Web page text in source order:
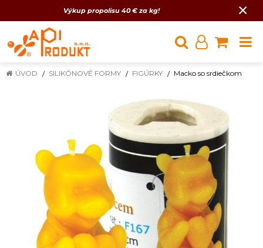
Výkup propolisu 40 € za kg! ×
ÚVOD SILIKÓNOVÉ FORMY FIGÚRKY Macko so srdiečkom